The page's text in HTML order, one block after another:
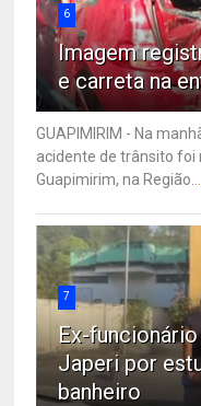
6
Imagem
e carreta na
GUAPIMIRIM - Na
acidente de trânsito foi
Guapimirim, na Região...
7
Ex-
Japeri por
banheiro